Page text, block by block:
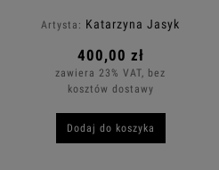
Artysta: Katarzyna Jasyk
400,00 zł
zawiera 23% VAT, bez
kosztów dostawy
Dodaj do koszyka